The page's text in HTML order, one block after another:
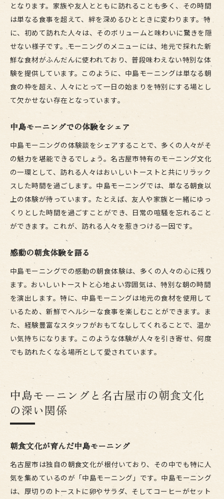
となります。家族や友人とともに訪れることも多く、その時間
は単なる食事を超えて、絆を深めるひとときに変わります。特
に、初めて訪れた人々は、そのボリュームと味わいに驚きを隠
せない様子です。モーニングのメニューには、地元で採れた新
鮮な食材がふんだんに使われており、普段味わえない特別な体
験を提供しています。このように、中島モーニングは単なる朝
食の枠を超え、人々にとって一日の始まりを特別にする場とし
て欠かせない存在となっています。
中島モーニングでの体験をシェア
中島モーニングの体験談をシェアすることで、多くの人々がそ
の魅力を堪能できるでしょう。名古屋市特有のモーニング文化
の一環として、訪れる人々はおいしいトーストと共にリラック
スした時間を過ごします。中島モーニングでは、単なる朝食以
上の体験が待っています。たとえば、友人や家族と一緒にゆっ
くりとした時間を過ごすことができ、日常の喧騒を忘れること
ができます。これが、訪れる人々を惹きつける一因です。
感動の朝食体験を語る
中島モーニングでの感動の朝食体験は、多くの人々の心に残り
ます。おいしいトーストと心地よい雰囲気は、特別な朝の時間
を演出します。特に、中島モーニングは地元の食材を使用して
いるため、新鮮でヘルシーな食事を楽しむことができます。ま
た、経験豊富なスタッフがおもてなししてくれることで、温か
い気持ちになります。このような体験が人々を引き寄せ、何度
でも訪れたくなる場所として愛されています。
中島モーニングと名古屋市の朝食文化
の深い関係
朝食文化が育んだ中島モーニング
名古屋市は独自の朝食文化が根付いており、その中でも特に人
気を集めているのが「中島モーニング」です。中島モーニング
は、厚切りのトーストに卵やサラダ、そしてコーヒーがセット